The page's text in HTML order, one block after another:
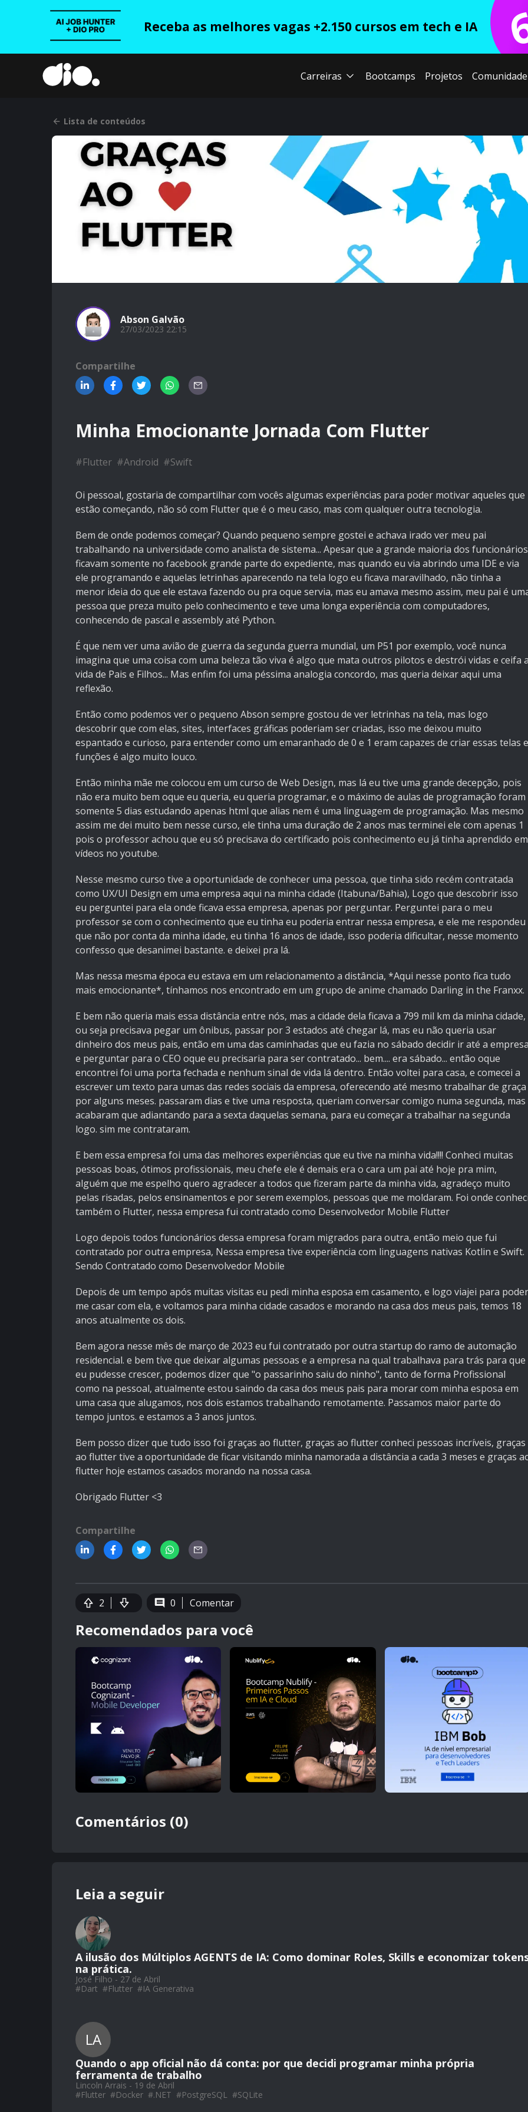
Receba as melhores vagas +2.150 cursos em tech e IA
Carreiras Bootcamps Projetos Comunidade
Lista de conteúdos
Abson Galvão
27/03/2023 22:15
Compartilhe
Minha Emocionante Jornada Com Flutter
#Flutter #Android #Swift
Oi pessoal, gostaria de compartilhar com vocês algumas experiências para poder motivar aqueles que
estão começando, não só com Flutter que é o meu caso, mas com qualquer outra tecnologia.
Bem de onde podemos começar? Quando pequeno sempre gostei e achava irado ver meu pai
trabalhando na universidade como analista de sistema... Apesar que a grande maioria dos funcionários
ficavam somente no facebook grande parte do expediente, mas quando eu via abrindo uma IDE e via
ele programando e aquelas letrinhas aparecendo na tela logo eu ficava maravilhado, não tinha a
menor ideia do que ele estava fazendo ou pra oque servia, mas eu amava mesmo assim, meu pai é
pessoa que preza muito pelo conhecimento e teve uma longa experiência com computadores,
conhecendo de pascal e assembly até Python.
É que nem ver uma avião de guerra da segunda guerra mundial, um P51 por exemplo, você nunca
imagina que uma coisa com uma beleza tão viva é algo que mata outros pilotos e destrói vidas e ceifa
vida de Pais e Filhos... Mas enfim foi uma péssima analogia concordo, mas queria deixar aqui uma
reflexão.
Então como podemos ver o pequeno Abson sempre gostou de ver letrinhas na tela, mas logo
descobrir que com elas, sites, interfaces gráficas poderiam ser criadas, isso me deixou muito
espantado e curioso, para entender como um emaranhado de 0 e 1 eram capazes de criar essas telas e
funções é algo muito louco.
Então minha mãe me colocou em um curso de Web Design, mas lá eu tive uma grande decepção, pois
não era muito bem oque eu queria, eu queria programar, e o máximo de aulas de programação foram
somente 5 dias estudando apenas html que alias nem é uma linguagem de programação. Mas mesmo
assim me dei muito bem nesse curso, ele tinha uma duração de 2 anos mas terminei ele com apenas 1
pois o professor achou que eu só precisava do certificado pois conhecimento eu já tinha aprendido em
vídeos no youtube.
Nesse mesmo curso tive a oportunidade de conhecer uma pessoa, que tinha sido recém contratada
como UX/UI Design em uma empresa aqui na minha cidade (Itabuna/Bahia), Logo que descobrir isso
eu perguntei para ela onde ficava essa empresa, apenas por perguntar. Perguntei para o meu
professor se com o conhecimento que eu tinha eu poderia entrar nessa empresa, e ele me respondeu
que não por conta da minha idade, eu tinha 16 anos de idade, isso poderia dificultar, nesse momento
confesso que desanimei bastante. e deixei pra lá.
Mas nessa mesma época eu estava em um relacionamento a distância, *Aqui nesse ponto fica tudo
mais emocionante*, tínhamos nos encontrado em um grupo de anime chamado Darling in the Franxx.
E bem não queria mais essa distância entre nós, mas a cidade dela ficava a 799 mil km da minha cidade,
ou seja precisava pegar um ônibus, passar por 3 estados até chegar lá, mas eu não queria usar
dinheiro dos meus pais, então em uma das caminhadas que eu fazia no sábado decidir ir até a
e perguntar para o CEO oque eu precisaria para ser contratado... bem.... era sábado... então oque
encontrei foi uma porta fechada e nenhum sinal de vida lá dentro. Então voltei para casa, e comecei a
escrever um texto para umas das redes sociais da empresa, oferecendo até mesmo trabalhar de graça
por alguns meses. passaram dias e tive uma resposta, queriam conversar comigo numa segunda, mas
acabaram que adiantando para a sexta daquelas semana, para eu começar a trabalhar na segunda
logo. sim me contrataram.
E bem essa empresa foi uma das melhores experiências que eu tive na minha vida!!!! Conheci muitas
pessoas boas, ótimos profissionais, meu chefe ele é demais era o cara um pai até hoje pra mim,
alguém que me espelho quero agradecer a todos que fizeram parte da minha vida, agradeço muito
pelas risadas, pelos ensinamentos e por serem exemplos, pessoas que me moldaram. Foi onde
também o Flutter, nessa empresa fui contratado como Desenvolvedor Mobile Flutter
Logo depois todos funcionários dessa empresa foram migrados para outra, então meio que fui
contratado por outra empresa, Nessa empresa tive experiência com linguagens nativas Kotlin e Swift.
Sendo Contratado como Desenvolvedor Mobile
Depois de um tempo após muitas visitas eu pedi minha esposa em casamento, e logo viajei para poder
me casar com ela, e voltamos para minha cidade casados e morando na casa dos meus pais, temos 18
anos atualmente os dois.
Bem agora nesse mês de março de 2023 eu fui contratado por outra startup do ramo de automação
residencial. e bem tive que deixar algumas pessoas e a empresa na qual trabalhava para trás para que
eu pudesse crescer, podemos dizer que "o passarinho saiu do ninho", tanto de forma Profissional
como na pessoal, atualmente estou saindo da casa dos meus pais para morar com minha esposa em
uma casa que alugamos, nos dois estamos trabalhando remotamente. Passamos maior parte do
tempo juntos. e estamos a 3 anos juntos.
Bem posso dizer que tudo isso foi graças ao flutter, graças ao flutter conheci pessoas incríveis, graças
ao flutter tive a oportunidade de ficar visitando minha namorada a distância a cada 3 meses e graças
flutter hoje estamos casados morando na nossa casa.
Obrigado Flutter <3
Compartilhe
2 0 Comentar
Recomendados para você
Comentários (0)
Leia a seguir
A ilusão dos Múltiplos AGENTS de IA: Como dominar Roles, Skills e economizar
na prática.
José Filho - 27 de Abril
#Dart #Flutter #IA Generativa
LA
Quando o app oficial não dá conta: por que decidi programar minha própria
ferramenta de trabalho
Lincoln Arrais - 19 de Abril
#Flutter #Docker #.NET #PostgreSQL #SQLite